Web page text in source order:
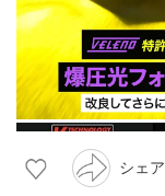
シェア